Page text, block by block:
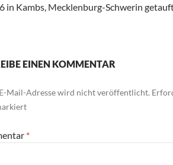
in Kambs, Mecklenburg-Schwerin
EINEN KOMMENTAR
Mail-Adresse wird nicht veröffentlicht.
*